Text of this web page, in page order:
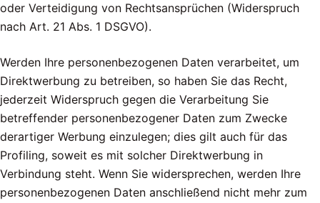
oder Verteidigung von Rechtsansprüchen (Widerspruch
nach Art. 21 Abs. 1 DSGVO).
Werden Ihre personenbezogenen Daten verarbeitet, um
Direktwerbung zu betreiben, so haben Sie das Recht,
jederzeit Widerspruch gegen die Verarbeitung Sie
betreffender personenbezogener Daten zum Zwecke
derartiger Werbung einzulegen; dies gilt auch für das
Profiling, soweit es mit solcher Direktwerbung in
Verbindung steht. Wenn Sie widersprechen, werden Ihre
personenbezogenen Daten anschließend nicht mehr zum